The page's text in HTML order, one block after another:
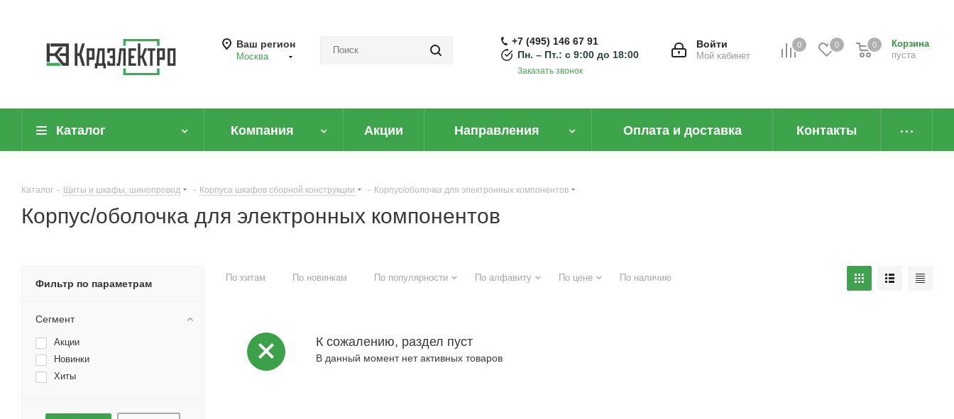
Ваш регион
Москва
0 0
Корзина
пуста
0
Войти
Мой кабинет
+7 (495) 146 67 91
Пн. – Пт.: с 9:00 до 18:00
Заказать звонок
Каталог Компания Акции Направления Оплата и доставка Контакты
Каталог - Щиты и шкафы, шинопровод - Корпуса шкафов сборной конструкции - Корпус/оболочка для электронных компонентов
Корпус/оболочка для электронных компонентов
По хитам По новинкам По популярности По алфавиту По цене По наличию
К сожалению, раздел пуст
В данный момент нет активных товаров
Фильтр по параметрам
Сегмент
Акции
Новинки
Хиты
Вы оптовый клиент?
Заказывайте товары по оптовым ценам легко